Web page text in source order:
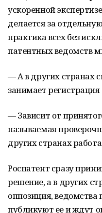
ускоренной
делается за
практика всех без
патентных ведомств
— А в других странах
занимает регистрация
— Зависит от
называемая
других странах
Роспатент сразу
решение, а в других
оппозиция,
публикуют ее и ждут